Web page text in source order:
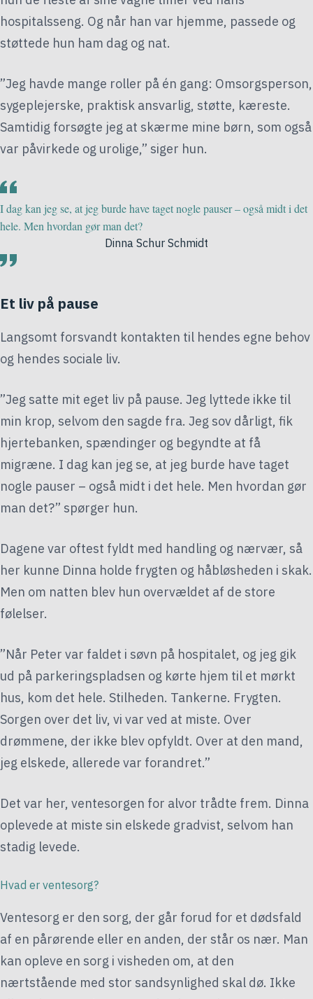
hospitalsseng. Og når han var hjemme, passede og
støttede hun ham dag og nat.
”Jeg havde mange roller på én gang: Omsorgsperson,
sygeplejerske, praktisk ansvarlig, støtte, kæreste.
Samtidig forsøgte jeg at skærme mine børn, som også
var påvirkede og urolige,” siger hun.
I dag kan jeg se, at jeg burde have taget nogle pauser – også midt i det
hele. Men hvordan gør man det?
Dinna Schur Schmidt
Et liv på pause
Langsomt forsvandt kontakten til hendes egne behov
og hendes sociale liv.
”Jeg satte mit eget liv på pause. Jeg lyttede ikke til
min krop, selvom den sagde fra. Jeg sov dårligt, fik
hjertebanken, spændinger og begyndte at få
migræne. I dag kan jeg se, at jeg burde have taget
nogle pauser – også midt i det hele. Men hvordan gør
man det?” spørger hun.
Dagene var oftest fyldt med handling og nærvær, så
her kunne Dinna holde frygten og håbløsheden i skak.
Men om natten blev hun overvældet af de store
følelser.
”Når Peter var faldet i søvn på hospitalet, og jeg gik
ud på parkeringspladsen og kørte hjem til et mørkt
hus, kom det hele. Stilheden. Tankerne. Frygten.
Sorgen over det liv, vi var ved at miste. Over
drømmene, der ikke blev opfyldt. Over at den mand,
jeg elskede, allerede var forandret.”
Det var her, ventesorgen for alvor trådte frem. Dinna
oplevede at miste sin elskede gradvist, selvom han
stadig levede.
Hvad er ventesorg?
Ventesorg er den sorg, der går forud for et dødsfald
af en pårørende eller en anden, der står os nær. Man
kan opleve en sorg i visheden om, at den
nærtstående med stor sandsynlighed skal dø. Ikke